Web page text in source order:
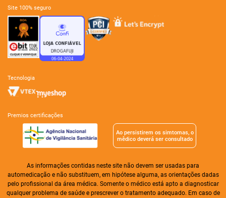
site 100% seguro
tecnologia
premios certificações
Ao persistirem os simtomas, o
mêdico deverá ser consultado
As informações contidas neste site não devem ser usadas para
automedicação e não substituem, em hipótese alguma, as orientações dadas
pelo profissional da área médica. Somente o médico está apto a diagnosticar
qualquer problema de saúde e prescrever o tratamento adequado. Em caso de